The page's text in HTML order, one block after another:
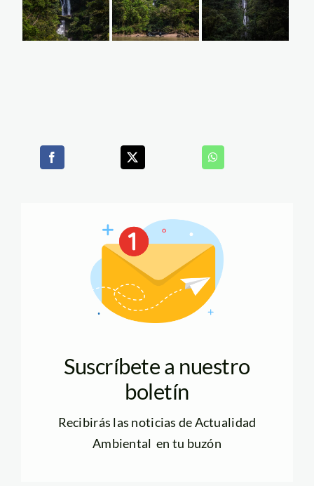
Suscríbete a nuestro
boletín
Recibirás las noticias de Actualidad
Ambiental en tu buzón